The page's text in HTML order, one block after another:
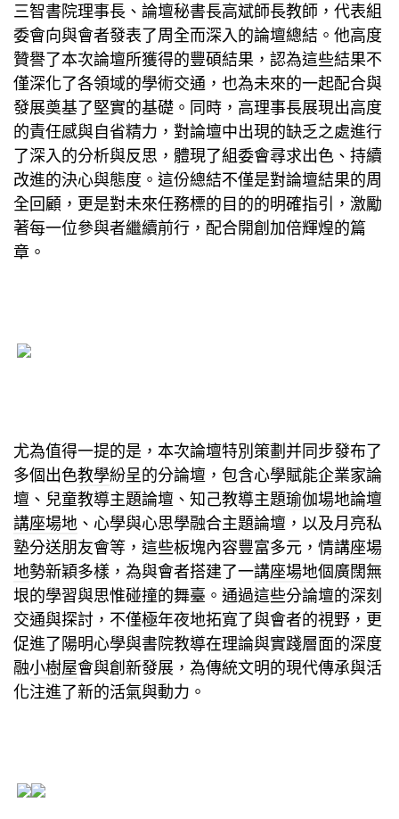
三智書院理事長、論壇秘書長高斌師長教師，代表組
委會向與會者發表了周全而深入的論壇總結。他高度
贊譽了本次論壇所獲得的豐碩結果，認為這些結果不
僅深化了各領域的學術交通，也為未來的一起配合與
發展奠基了堅實的基礎。同時，高理事長展現出高度
的責任感與自省精力，對論壇中出現的缺乏之處進行
了深入的分析與反思，體現了組委會尋求出色、持續
改進的決心與態度。這份總結不僅是對論壇結果的周
全回顧，更是對未來任務標的目的的明確指引，激勵
著每一位參與者繼續前行，配合開創加倍輝煌的篇
章。
尤為值得一提的是，本次論壇特別策劃并同步發布了
多個出色教學紛呈的分論壇，包含心學賦能企業家論
壇、兒童教導主題論壇、知己教導主題瑜伽場地論壇
講座場地 、心學與心思學融合主題論壇，以及月亮私
塾分送朋友會等，這些板塊內容豐富多元，情講座場
地勢新穎多樣，為與會者搭建了一講座場地個廣闊無
垠的學習與思惟碰撞的舞臺。通過這些分論壇的深刻
交通與探討，不僅極年夜地拓寬了與會者的視野，更
促進了陽明心學與書院教導在理論與實踐層面的深度
融小樹屋會與創新發展，為傳統文明的現代傳承與活
化注進了新的活氣與動力。